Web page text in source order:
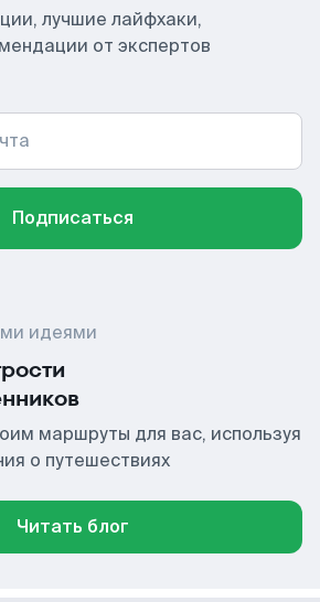
лучшие лайфхаки,
от экспертов
Подписаться
идеями
маршруты для вас, используя
о путешествиях
Читать блог